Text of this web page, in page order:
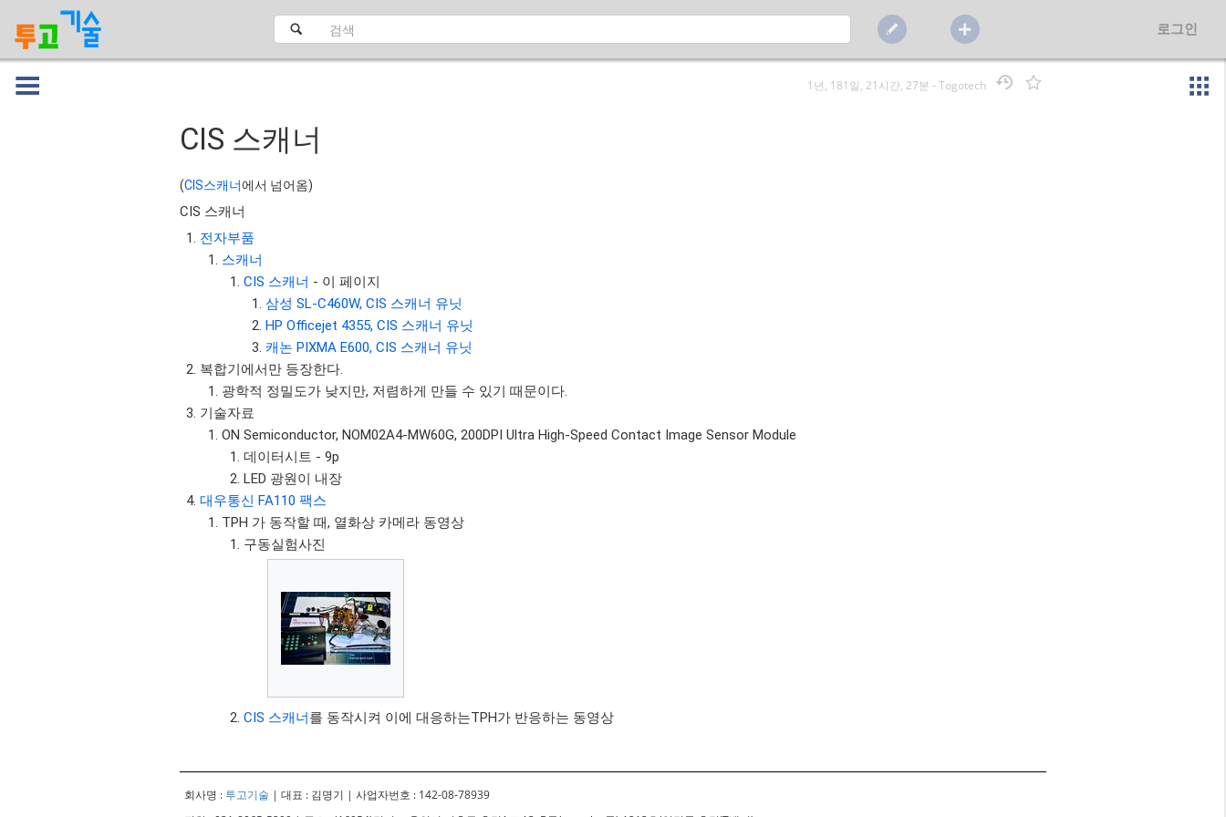
로그인
1년, 181일, 21시간, 27분 -Togotech
CIS 스캐너
(CIS스캐너에서 넘어옴)
CIS 스캐너
전자부품
스캐너
CIS 스캐너 - 이 페이지
삼성 SL-C460W, CIS 스캐너 유닛
HP Officejet 4355, CIS 스캐너 유닛
캐논 PIXMA E600, CIS 스캐너 유닛
복합기에서만 등장한다.
광학적 정밀도가 낮지만, 저렴하게 만들 수 있기 때문이다.
기술자료
ON Semiconductor, NOM02A4-MW60G, 200DPI Ultra High-Speed Contact Image Sensor Module
데이터시트 - 9p
LED 광원이 내장
대우통신 FA110 팩스
TPH 가 동작할 때, 열화상 카메라 동영상
구동실험사진
CIS 스캐너를 동작시켜 이에 대응하는TPH가 반응하는 동영상
회사명 : 투고기술 | 대표 : 김명기 | 사업자번호 : 142-08-78939